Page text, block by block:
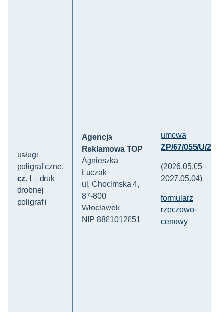
usługi
poligraficzne,
cz. I
– druk
drobnej
poligrafii
Agencja
Reklamowa TOP
Agnieszka
Łuczak
ul. Chocimska 4,
87-800
Włocławek
NIP 8881012851
umowa
ZP/67/055/U/26/I
(2026.05.05–
2027.05.04)
formularz
rzeczowo-
cenowy